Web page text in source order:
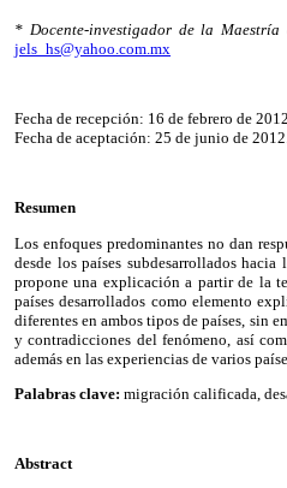
* Docente-investigador de la Maestría
jels_hs@yahoo.com.mx
Fecha de recepción: 16 de febrero de
Fecha de aceptación: 25 de junio de
Resumen
Los enfoques predominantes no dan
desde los países subdesarrollados
propone una explicación a partir de la
países desarrollados como elemento
diferentes en ambos tipos de países, sin
y contradicciones del fenómeno, así
además en las experiencias de varios
Palabras clave: migración calificada,
Abstract